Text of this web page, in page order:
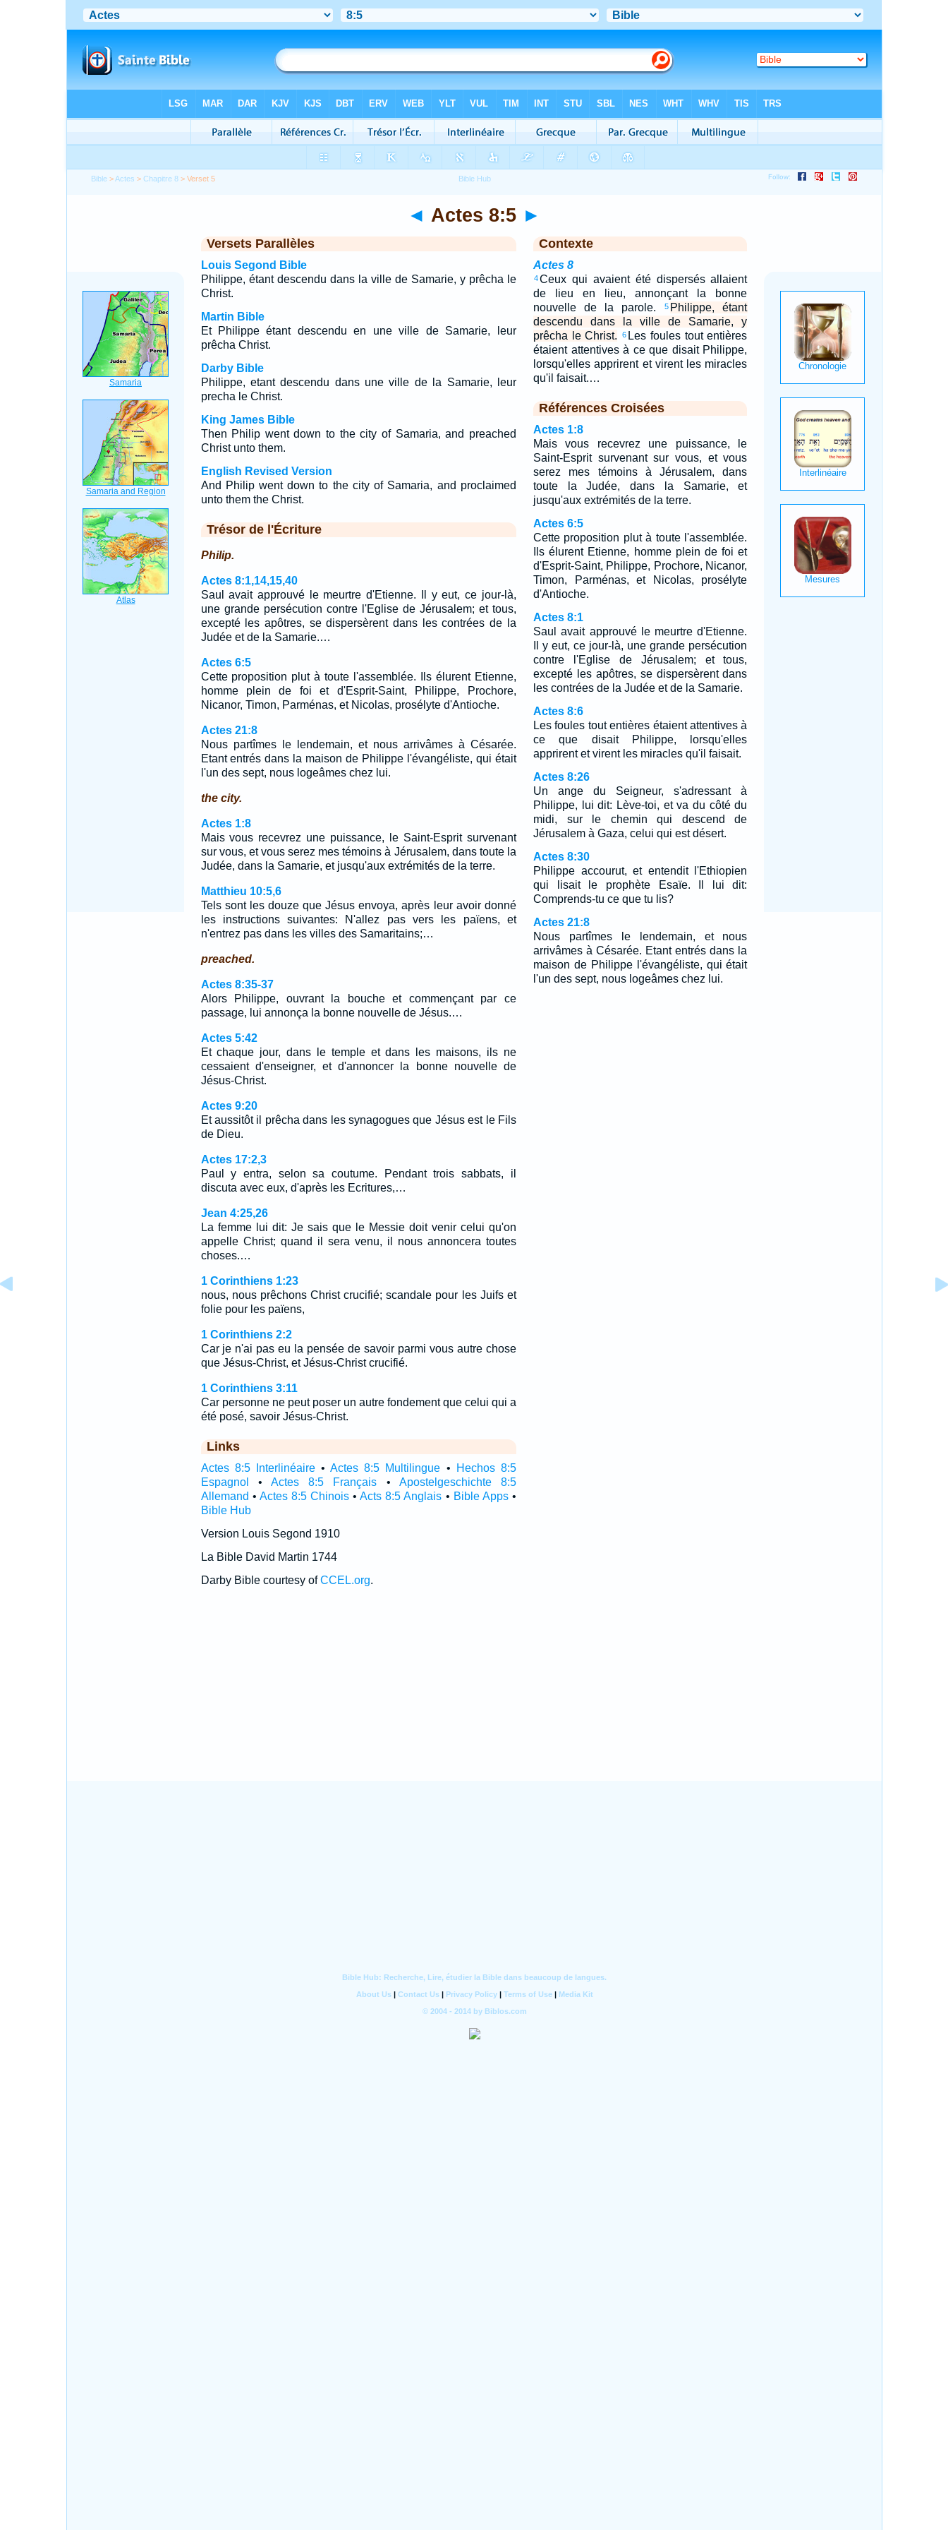
Bible >Actes >Chapitre 8 > Verset 5
◄ Actes 8:5 ►
Versets Parallèles
Louis Segond Bible
Philippe, étant descendu dans la ville de Samarie, y prêcha le
Christ.
Martin Bible
Et Philippe étant descendu en une ville de Samarie, leur
prêcha Christ.
Darby Bible
Philippe, etant descendu dans une ville de la Samarie, leur
precha le Christ.
King James Bible
Then Philip went down to the city of Samaria, and preached
Christ unto them.
English Revised Version
And Philip went down to the city of Samaria, and proclaimed
unto them the Christ.
Trésor de l'Écriture
Philip.
Actes 8:1,14,15,40
Saul avait approuvé le meurtre d'Etienne. Il y eut, ce jour-là,
une grande persécution contre l'Eglise de Jérusalem; et tous,
excepté les apôtres, se dispersèrent dans les contrées de la
Judée et de la Samarie.…
Actes 6:5
Cette proposition plut à toute l'assemblée. Ils élurent Etienne,
homme plein de foi et d'Esprit-Saint, Philippe, Prochore,
Nicanor, Timon, Parménas, et Nicolas, prosélyte d'Antioche.
Actes 21:8
Nous partîmes le lendemain, et nous arrivâmes à Césarée.
Etant entrés dans la maison de Philippe l'évangéliste, qui était
l'un des sept, nous logeâmes chez lui.
the city.
Actes 1:8
Mais vous recevrez une puissance, le Saint-Esprit survenant
sur vous, et vous serez mes témoins à Jérusalem, dans toute la
Judée, dans la Samarie, et jusqu'aux extrémités de la terre.
Matthieu 10:5,6
Tels sont les douze que Jésus envoya, après leur avoir donné
les instructions suivantes: N'allez pas vers les païens, et
n'entrez pas dans les villes des Samaritains;…
preached.
Actes 8:35-37
Alors Philippe, ouvrant la bouche et commençant par ce
passage, lui annonça la bonne nouvelle de Jésus.…
Actes 5:42
Et chaque jour, dans le temple et dans les maisons, ils ne
cessaient d'enseigner, et d'annoncer la bonne nouvelle de
Jésus-Christ.
Actes 9:20
Et aussitôt il prêcha dans les synagogues que Jésus est le Fils
de Dieu.
Actes 17:2,3
Paul y entra, selon sa coutume. Pendant trois sabbats, il
discuta avec eux, d'après les Ecritures,…
Jean 4:25,26
La femme lui dit: Je sais que le Messie doit venir celui qu'on
appelle Christ; quand il sera venu, il nous annoncera toutes
choses.…
1 Corinthiens 1:23
nous, nous prêchons Christ crucifié; scandale pour les Juifs et
folie pour les païens,
1 Corinthiens 2:2
Car je n'ai pas eu la pensée de savoir parmi vous autre chose
que Jésus-Christ, et Jésus-Christ crucifié.
1 Corinthiens 3:11
Car personne ne peut poser un autre fondement que celui qui a
été posé, savoir Jésus-Christ.
Links
Actes 8:5 Interlinéaire•Actes 8:5 Multilingue •
Hechos 8:5
Espagnol
• Actes 8:5 Français • Apostelgeschichte 8:5
Allemand • Actes 8:5 Chinois•Acts 8:5 Anglais • Bible Apps•
Bible Hub
Version Louis Segond 1910
La Bible David Martin 1744
Darby Bible courtesy ofCCEL.org.
Contexte
Actes 8
4Ceux qui avaient été dispersés allaient
de lieu en lieu, annonçant la bonne
nouvelle de la parole.
5 Philippe, étant
descendu dans la ville de Samarie, y
prêcha le Christ.
6 Les foules tout entières
étaient attentives à ce que disait Philippe,
lorsqu'elles apprirent et virent les miracles
qu'il faisait.…
Références Croisées
Actes 1:8
Mais vous recevrez une puissance, le
Saint-Esprit survenant sur vous, et vous
serez mes témoins à Jérusalem, dans
toute la Judée, dans la Samarie, et
jusqu'aux extrémités de la terre.
Actes 6:5
Cette proposition plut à toute l'assemblée.
Ils élurent Etienne, homme plein de foi et
d'Esprit-Saint, Philippe, Prochore, Nicanor,
Timon, Parménas, et Nicolas, prosélyte
d'Antioche.
Actes 8:1
Saul avait approuvé le meurtre d'Etienne.
Il y eut, ce jour-là, une grande persécution
contre l'Eglise de Jérusalem; et tous,
excepté les apôtres, se dispersèrent dans
les contrées de la Judée et de la Samarie.
Actes 8:6
Les foules tout entières étaient attentives à
ce que disait Philippe, lorsqu'elles
apprirent et virent les miracles qu'il faisait.
Actes 8:26
Un ange du Seigneur, s'adressant à
Philippe, lui dit: Lève-toi, et va du côté du
midi, sur le chemin qui descend de
Jérusalem à Gaza, celui qui est désert.
Actes 8:30
Philippe accourut, et entendit l'Ethiopien
qui lisait le prophète Esaïe. Il lui dit:
Comprends-tu ce que tu lis?
Actes 21:8
Nous partîmes le lendemain, et nous
arrivâmes à Césarée. Etant entrés dans la
maison de Philippe l'évangéliste, qui était
l'un des sept, nous logeâmes chez lui.